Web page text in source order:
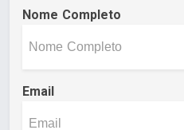
Nome Completo
Email